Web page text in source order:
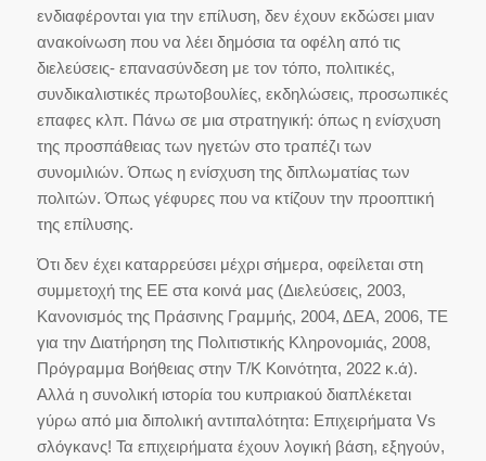
ενδιαφέρονται για την επίλυση, δεν έχουν εκδώσει μιαν
ανακοίνωση που να λέει δημόσια τα οφέλη από τις
διελεύσεις- επανασύνδεση με τον τόπο, πολιτικές,
συνδικαλιστικές πρωτοβουλίες, εκδηλώσεις, προσωπικές
επαφες κλπ. Πάνω σε μια στρατηγική: όπως η ενίσχυση
της προσπάθειας των ηγετών στο τραπέζι των
συνομιλιών. Όπως η ενίσχυση της διπλωματίας των
πολιτών. Όπως γέφυρες που να κτίζουν την προοπτική
της επίλυσης.
Ότι δεν έχει καταρρεύσει μέχρι σήμερα, οφείλεται στη
συμμετοχή της ΕΕ στα κοινά μας (Διελεύσεις, 2003,
Κανονισμός της Πράσινης Γραμμής, 2004, ΔΕΑ, 2006, ΤΕ
για την Διατήρηση της Πολιτιστικής Κληρονομιάς, 2008,
Πρόγραμμα Βοήθειας στην Τ/Κ Κοινότητα, 2022 κ.ά).
Αλλά η συνολική ιστορία του κυπριακού διαπλέκεται
γύρω από μια διπολική αντιπαλότητα: Επιχειρήματα Vs
σλόγκανς! Τα επιχειρήματα έχουν λογική βάση, εξηγούν,